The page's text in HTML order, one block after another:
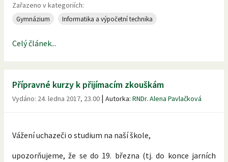
Zařazeno v kategoriích:
Gymnázium Informatika a výpočetní technika
Celý článek...
Přípravné kurzy k přijímacím zkouškám
Vydáno: 24. ledna 2017, 23.00 | Autorka: RNDr. Alena Pavlačková
Vážení uchazeči o studium na naší škole,
upozorňujeme, že se do 19. března (tj. do konce jarních